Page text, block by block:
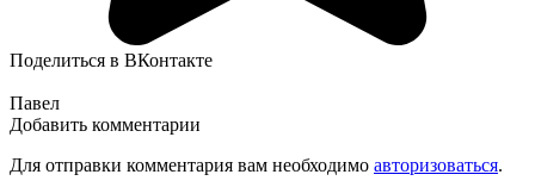
Поделиться в ВКонтакте
Павел
Добавить комментарии
Для отправки комментария вам необходимо авторизоваться.